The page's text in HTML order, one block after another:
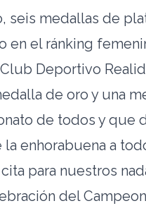
seis medallas de
en el ránking
Deportivo
de oro y una
de todos y que
enhorabuena a
para nuestros
del